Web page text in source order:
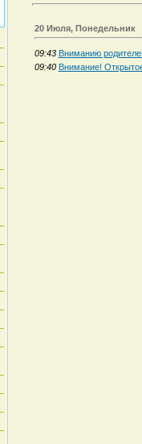
20 Июля, Понедельник
09:43 Вниманию
09:40 Внимание!